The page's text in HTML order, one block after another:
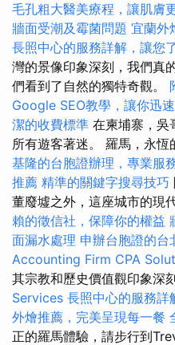
毛孔粗大醫美療程，讓肌膚
牆面受潮及霉菌問題 宜蘭外
長照中心的服務詳解，讓您
灣的景像印象深刻，我們真
們看到了自然的獨特奇觀。
Google SEO教學，讓你迅
潔的收費標準 在柬埔寨，吳
所有遊客著迷。 羅馬，永恆
基隆的台胞證辦理，專業服
推薦 精準的關鍵字搜尋技巧
董廢墟之外，這座城市的現
賴的徵信社，保障你的權益
面漏水處理 申辦台胞證的台
Accounting Firm CPA
其宗教和歷史價值觀印象深
Services 長照中心的服務詳
外燴推薦，完美呈現每一餐
正的羅馬體驗，請步行到